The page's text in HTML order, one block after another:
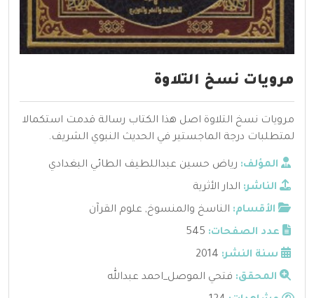
مرويات نسخ التلاوة
مرويات نسخ التلاوة اصل هذا الكتاب رسالة قدمت استكمالا
لمتطلبات درجة الماجستير في الحديث النبوي الشريف.
المؤلف: رياض حسين عبداللطيف الطائي البغدادي
الناشر: الدار الأثرية
الأقسام: الناسخ والمنسوخ, علوم القرآن
عدد الصفحات: 545
سنة النشر: 2014
المحقق: فتحي الموصل_احمد عبدالله